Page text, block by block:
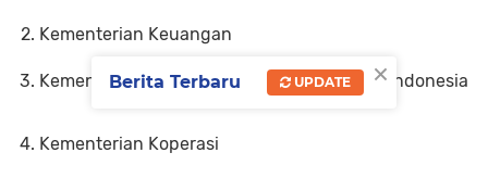
Kementerian Keuangan
Kementerian Perlindungan Pekerja Migran Indonesia
Kementerian Koperasi
×
Berita Terbaru UPDATE